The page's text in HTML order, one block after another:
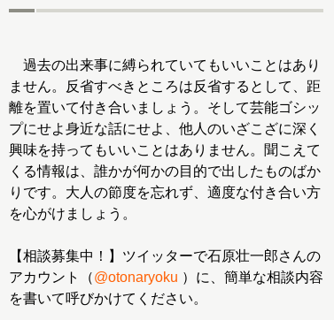
過去の出来事に縛られていてもいいことはあり
ません。反省すべきところは反省するとして、距
離を置いて付き合いましょう。そして芸能ゴシッ
プにせよ身近な話にせよ、他人のいざこざに深く
興味を持ってもいいことはありません。聞こえて
くる情報は、誰かが何かの目的で出したものばか
りです。大人の節度を忘れず、適度な付き合い方
を心がけましょう。
【相談募集中！】ツイッターで石原壮一郎さんの
アカウント（@otonaryoku ）に、簡単な相談内容
を書いて呼びかけてください。